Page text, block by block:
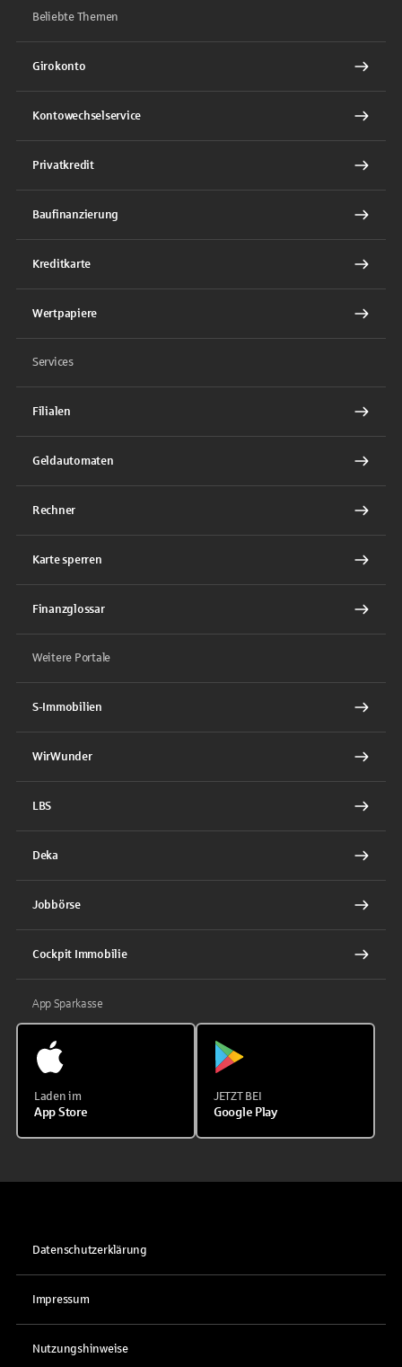
Beliebte Themen
Girokonto
Kontowechselservice
Privatkredit
Baufinanzierung
Kreditkarte
Wertpapiere
Services
Filialen
Geldautomaten
Rechner
Karte sperren
Finanzglossar
Weitere Portale
S-Immobilien
WirWunder
LBS
Deka
Jobbörse
Cockpit Immobilie
App Sparkasse
Laden im
App Store
JETZT BEI
Google Play
Datenschutzerklärung
Impressum
Nutzungshinweise